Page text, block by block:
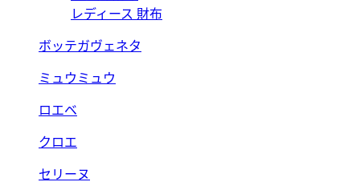
レディース 財布
ボッテガヴェネタ
ミュウミュウ
ロエベ
クロエ
セリーヌ